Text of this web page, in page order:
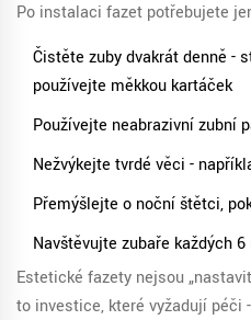
Po instalaci fazet potřebujete
Čistěte zuby dvakrát denně -
používejte měkkou kartáček
Používejte neabrazivní zubní
Nežvýkejte tvrdé věci -
Přemýšlejte o noční štětci,
Navštěvujte zubaře každých
Estetické fazety nejsou
to investice, které vyžadují péči